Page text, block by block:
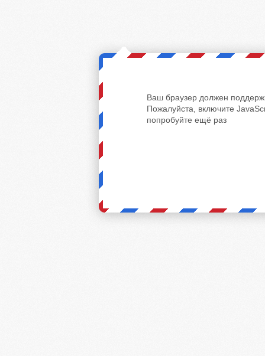
Ваш браузер должен
Пожалуйста, включите
попробуйте ещё раз